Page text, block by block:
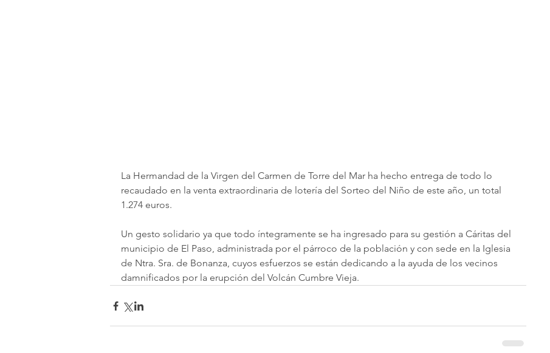
La Hermandad de la Virgen del Carmen de Torre del Mar ha hecho entrega de todo lo
recaudado en la venta extraordinaria de lotería del Sorteo del Niño de este año, un total
1.274 euros.
Un gesto solidario ya que todo íntegramente se ha ingresado para su gestión a Cáritas del
municipio de El Paso, administrada por el párroco de la población y con sede en la Iglesia
de Ntra. Sra. de Bonanza, cuyos esfuerzos se están dedicando a la ayuda de los vecinos
damnificados por la erupción del Volcán Cumbre Vieja.